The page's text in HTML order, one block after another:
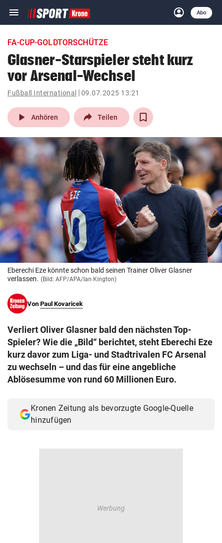
menu Navigation
ein-/ausklappen
account_circle
Anmelden
Abo
close Schließen
account_circle Anmelden
pin_drop
Wien arrow_right
bookmark
search
Suchbegriff
eingeben
© Krone Multimedia GmbH & Co KG 2026
Muthgasse 2, 1190 Wien
FA-CUP-GOLDTORSCHÜTZE
Glasner-Starspieler steht kurz
vor Arsenal-Wechsel
Fußball International 09.07.2025 13:21
play_arrow Anhören Teilen
Eberechi Eze könnte schon bald seinen Trainer Oliver Glasner
verlassen. (Bild: AFP/APA/Ian Kington)
Von Paul Kovaricek
Verliert Oliver Glasner bald den nächsten Top-
Spieler? Wie die „Bild“ berichtet, steht Eberechi Eze
kurz davor zum Liga- und Stadtrivalen FC Arsenal
zu wechseln – und das für eine angebliche
Ablösesumme von rund 60 Millionen Euro.
Kronen Zeitung als bevorzugte Google-Quelle
hinzufügen